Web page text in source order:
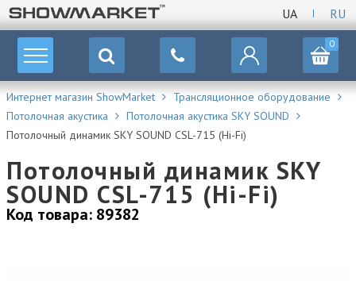
UA RU
0
Интернет магазин ShowMarket
Трансляционное оборудование
Потолочная акустика
Потолочная акустика SKY SOUND
Потолочный динамик SKY SOUND CSL-715 (Hi-Fi)
Потолочный динамик SKY
SOUND CSL-715 (Hi-Fi)
Код товара: 89382